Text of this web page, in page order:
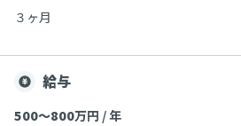
３ヶ月
給与
500〜800万円 / 年